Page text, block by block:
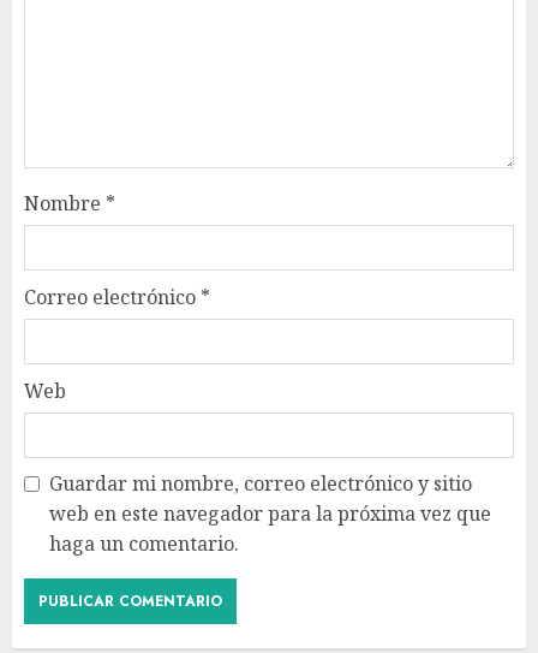
Nombre *
Correo electrónico *
Web
Guardar mi nombre, correo electrónico y sitio
web en este navegador para la próxima vez que
haga un comentario.